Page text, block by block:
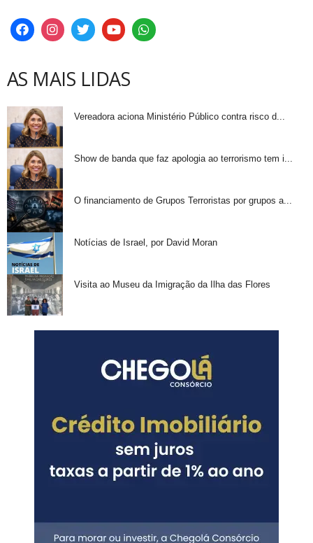
AS MAIS LIDAS
Vereadora aciona Ministério Público contra risco d...
Show de banda que faz apologia ao terrorismo tem i...
O financiamento de Grupos Terroristas por grupos a...
Notícias de Israel, por David Moran
Visita ao Museu da Imigração da Ilha das Flores